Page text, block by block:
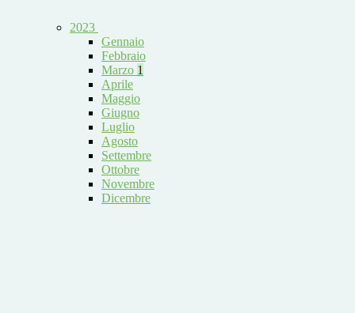
2023
Gennaio
Febbraio
Marzo 1
Aprile
Maggio
Giugno
Luglio
Agosto
Settembre
Ottobre
Novembre
Dicembre